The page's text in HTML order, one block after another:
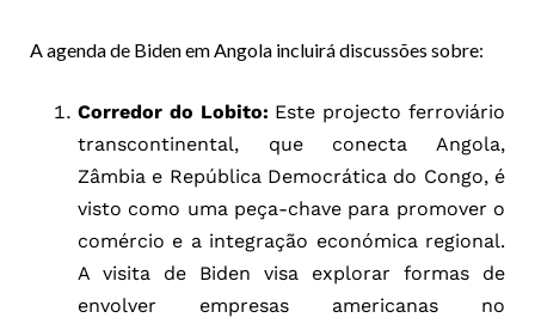
A agenda de Biden em Angola incluirá discussões sobre:
Corredor do Lobito: Este projecto ferroviário
transcontinental, que conecta Angola,
Zâmbia e República Democrática do Congo, é
visto como uma peça-chave para promover o
comércio e a integração económica regional.
A visita de Biden visa explorar formas de
envolver empresas americanas no